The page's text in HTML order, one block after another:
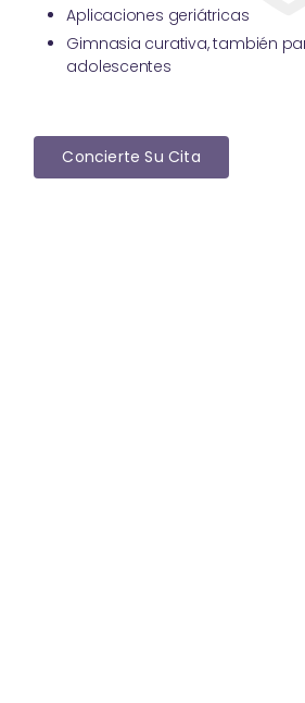
Aplicaciones geriátricas
Gimnasia curativa, también
adolescentes
Concierte Su Cita